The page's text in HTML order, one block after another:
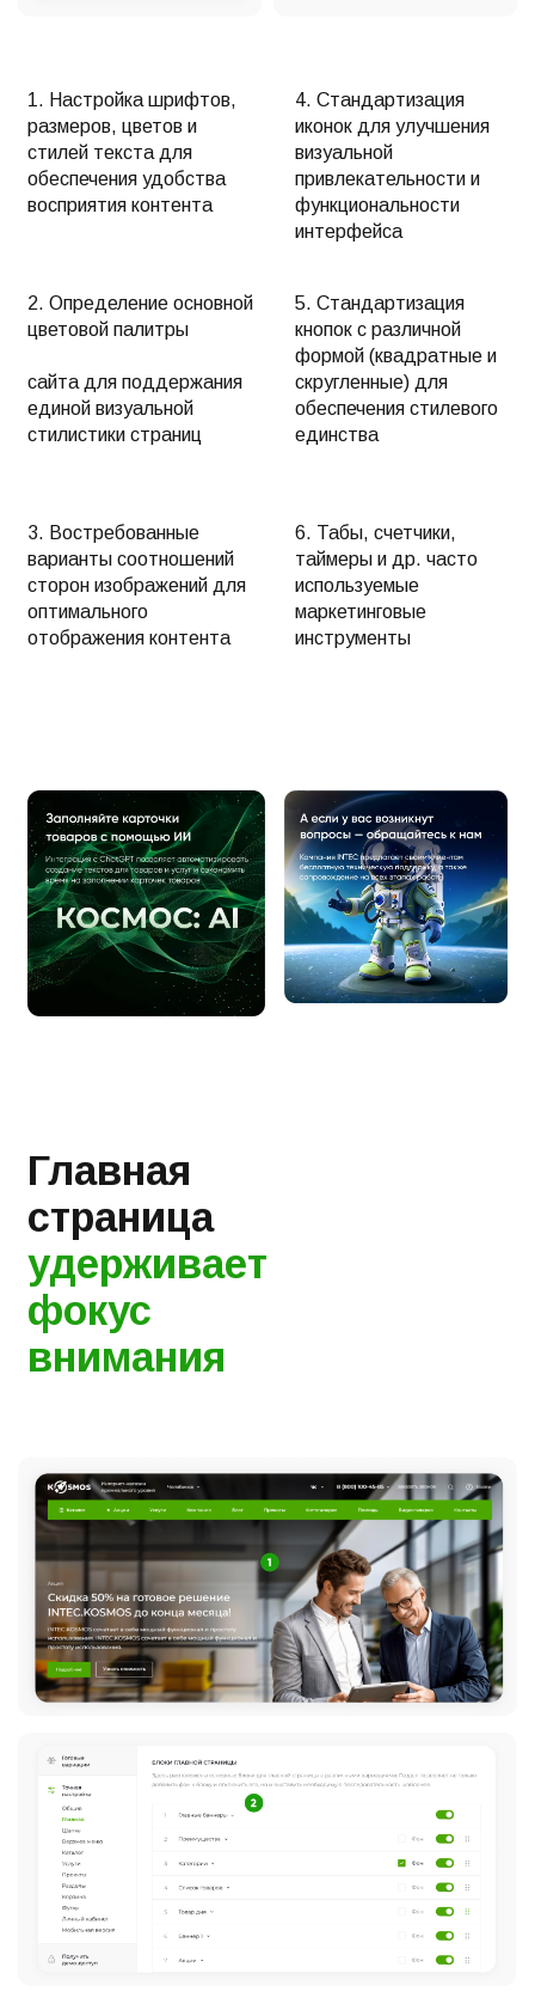
1. Настройка шрифтов,
размеров, цветов и
стилей текста для
обеспечения удобства
восприятия контента
4. Стандартизация
иконок для улучшения
визуальной
привлекательности и
функциональности
интерфейса
2. Определение основной
цветовой палитры
сайта для поддержания
единой визуальной
стилистики страниц
5. Стандартизация
кнопок с различной
формой (квадратные и
скругленные) для
обеспечения стилевого
единства
3. Востребованные
варианты соотношений
сторон изображений для
оптимального
отображения контента
6. Табы, счетчики,
таймеры и др. часто
используемые
маркетинговые
инструменты
Главная
страница
удерживает
фокус
внимания